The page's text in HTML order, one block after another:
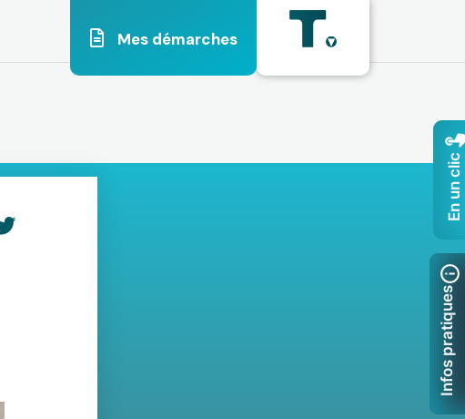
Mes démarches
En un clic
Infos pratiques